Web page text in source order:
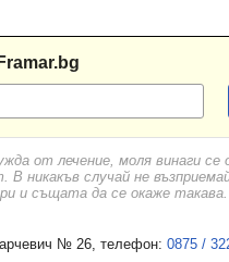
от лечение, моля винаги
В никакъв случай не
и същата да се окаже такава.
№ 26, телефон: 0875 /